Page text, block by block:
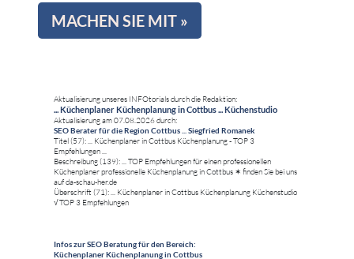
MACHEN SIE MIT »
Aktualisierung unseres INFOtorials durch die Redaktion:
... Küchenplaner Küchenplanung in Cottbus ... Küchenstudio
Aktualisierung am 07.08.2026 durch:
SEO Berater für die Region Cottbus ... Siegfried Romanek
Titel (57): ... Küchenplaner in Cottbus Küchenplanung - TOP 3
Empfehlungen ...
Beschreibung (139): ... TOP Empfehlungen für einen professionellen
Küchenplaner professionelle Küchenplanung in Cottbus ✶ finden Sie bei uns
auf da-schau-her.de
Überschrift (71): ... Küchenplaner in Cottbus Küchenplanung Küchenstudio
√ TOP 3 Empfehlungen
Infos zur SEO Beratung für den Bereich:
Küchenplaner Küchenplanung in Cottbus